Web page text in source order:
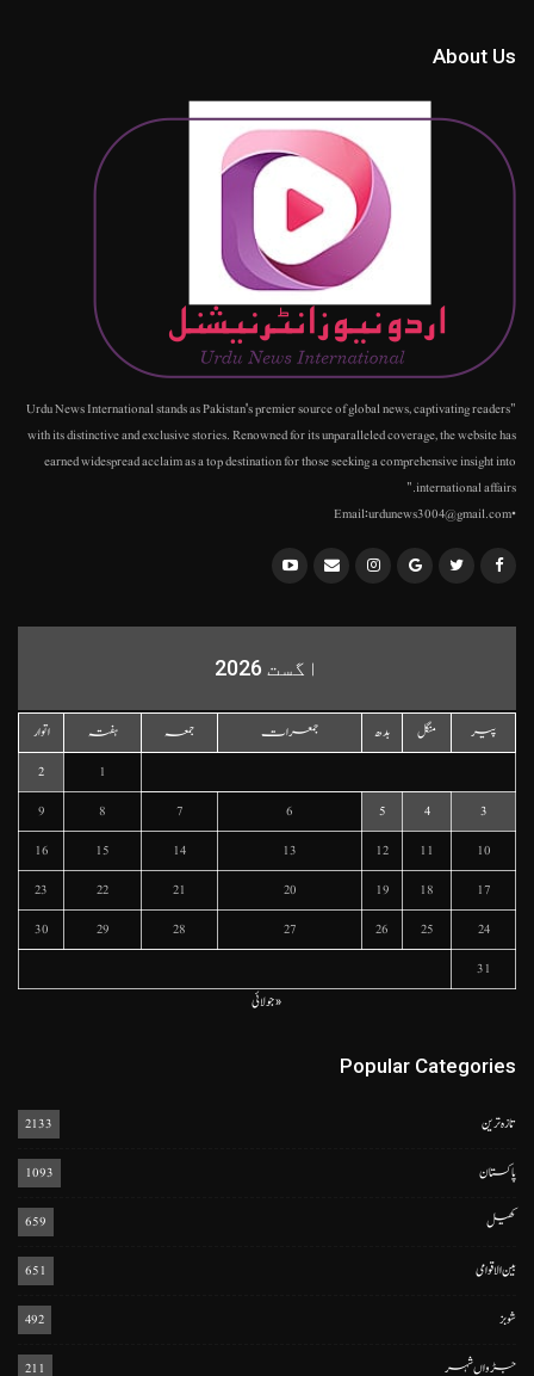
About Us
"Urdu News International stands as Pakistan's premier source of global news, captivating readers
with its distinctive and exclusive stories. Renowned for its unparalleled coverage, the website has
earned widespread acclaim as a top destination for those seeking a comprehensive insight into
international affairs."
•Email:urdunews3004@gmail.com
اگست 2026
پیر منگل بدھ جمعرات جمعہ ہفتہ
اتوار
1
2
3
4
5
6
7
8
9
10
11
12
13
14
15
16
17
18
19
20
21
22
23
24
25
26
27
28
29
30
31
« جولائی
Popular Categories
تازہ ترین 2133
پاکستان 1093
کھیل 659
بین الاقوامی 651
شوبز 492
جڑواں شہر 211